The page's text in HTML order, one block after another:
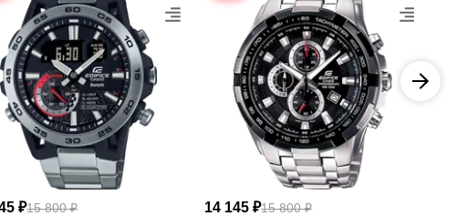
₽15 800 ₽
14 145 ₽15 800 ₽